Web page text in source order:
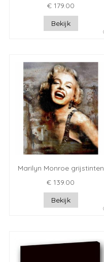
€ 179.00
Bekijk
Marilyn Monroe grijstinten
€ 139.00
Bekijk